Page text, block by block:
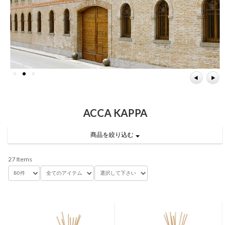
ACCA KAPPA
商品を絞り込む
27 Items